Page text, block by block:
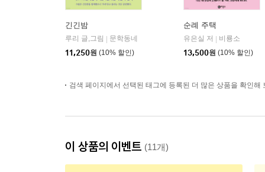
긴긴밤
루리 글,그림
문학동네
11,250원 (10% 할인)
순례 주택
유은실 저
비룡소
13,500원 (10% 할인)
검색 페이지에서 선택된 태그에 등록된 더 많은 상품을 확인해
이 상품의 이벤트 (11개)